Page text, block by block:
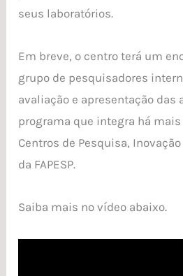
seus laboratórios.
Em breve, o centro terá um
grupo de pesquisadores
avaliação e apresentação das
programa que integra há mais
Centros de Pesquisa,
da FAPESP.
Saiba mais no vídeo abaixo.